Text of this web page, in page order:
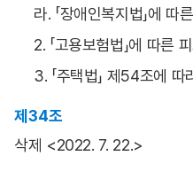
라. 「장애인복지법」에
2. 「고용보험법」에 따른
3. 「주택법」 제54조에
제34조
삭제 <2022. 7. 22.>